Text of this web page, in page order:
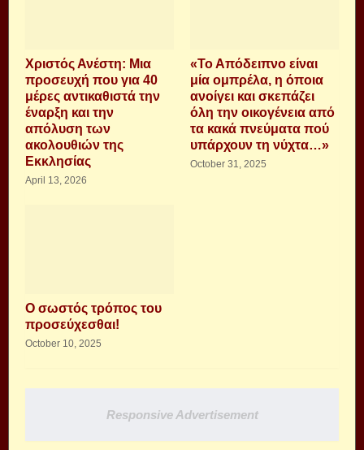
Χριστός Ανέστη: Μια
προσευχή που για 40
μέρες αντικαθιστά την
έναρξη και την
απόλυση των
ακολουθιών της
Εκκλησίας
April 13, 2026
«Το Απόδειπνο είναι
μία ομπρέλα, η όποια
ανοίγει και σκεπάζει
όλη την οικογένεια από
τα κακά πνεύματα πού
υπάρχουν τη νύχτα…»
October 31, 2025
Ο σωστός τρόπος του
προσεύχεσθαι!
October 10, 2025
Responsive Advertisement